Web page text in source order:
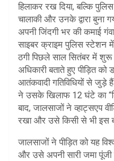
हिलाकर रख दिया, बल्कि
चालाकी और उनके द्वारा बुना
अपनी जिंदगी भर की कमाई
साइबर क्राइम पुलिस स्टेशन
ठगी पिछले साल सितंबर में
अधिकारी बताते हुए पीड़ित
आतंकवादी गतिविधियों से जुड़े
ने उसके खिलाफ 12 घंटे का
बाद, जालसाजों ने व्हाट्सएप
रखा और उसे किसी से भी इस
जालसाजों ने पीड़ित को यह
और उसे अपनी सारी जमा पूंजी